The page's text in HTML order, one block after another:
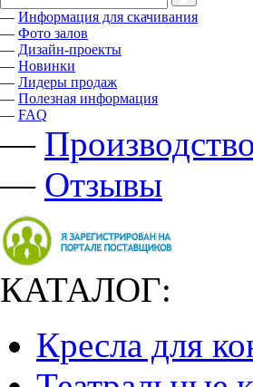
— Информация для скачивания
— Фото залов
— Дизайн-проекты
— Новинки
— Лидеры продаж
— Полезная информация
— FAQ
— Производство
— Отзывы
КАТАЛОГ:
Кресла для